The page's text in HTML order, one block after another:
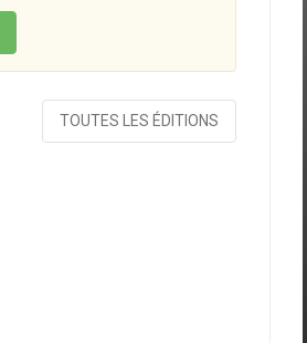
TOUTES LES ÉDITIONS